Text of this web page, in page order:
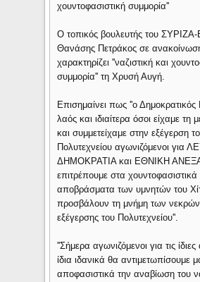
χουντοφασιστική συμμορία''
Ο τοπικός βουλευτής του
Θανάσης Πετράκος σε
χαρακτηρίζει ''ναζιστική και
συμμορία'' τη Χρυσή Αυγή.
Επισημαίνει πως ''ο Δημοκρατικός
λαός και ιδιαίτερα όσοι είχαμε τη
και συμμετείχαμε στην εξέγερση
Πολυτεχνείου αγωνιζόμενοι για
ΔΗΜΟΚΡΑΤΙΑ και ΕΘΝΙΚΗ
επιτρέπουμε στα χουντοφασιστικά
αποβράσματα των υμνητών του
προσβάλουν τη μνήμη των νεκρών
εξέγερσης του Πολυτεχνείου''.
''Σήμερα αγωνιζόμενοι για τις ίδιες
ίδια ιδανικά θα αντιμετωπίσουμε
αποφασιστικά την αναβίωση του